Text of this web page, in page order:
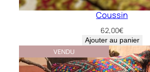
Coussin
62,00€
Ajouter au panier
VENDU